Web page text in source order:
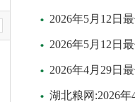
2026年5月12日
2026年5月12日
2026年4月29日
湖北粮网:2026